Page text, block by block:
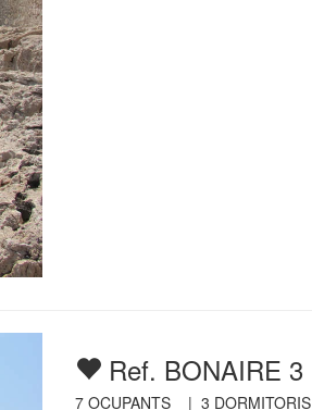
Ref. BONAIRE 3
7OCUPANTS | 3 DORMITORIS